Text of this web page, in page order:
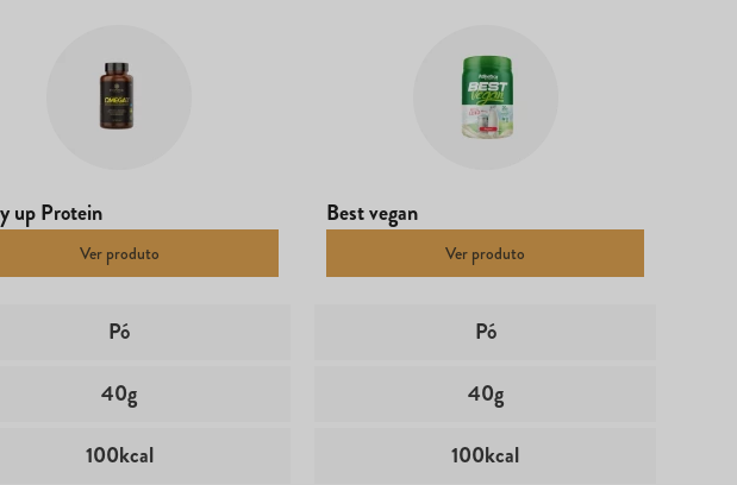
up Protein
Ver produto
Best vegan
Ver produto
Pó
Pó
40g
40g
100kcal
100kcal